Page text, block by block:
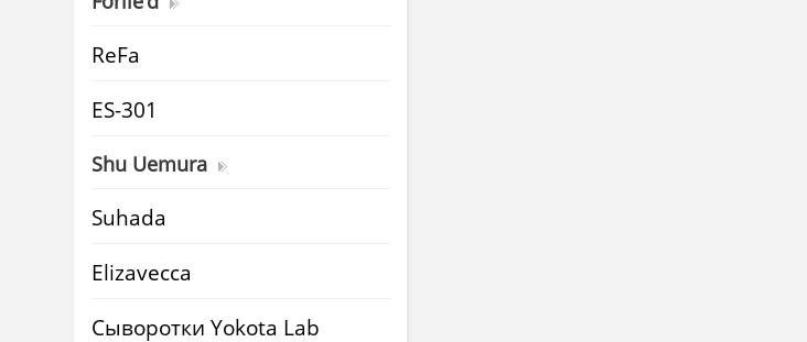
ReFa
ES-301
Shu Uemura
Suhada
Elizavecca
Cыворотки Yokota Lab